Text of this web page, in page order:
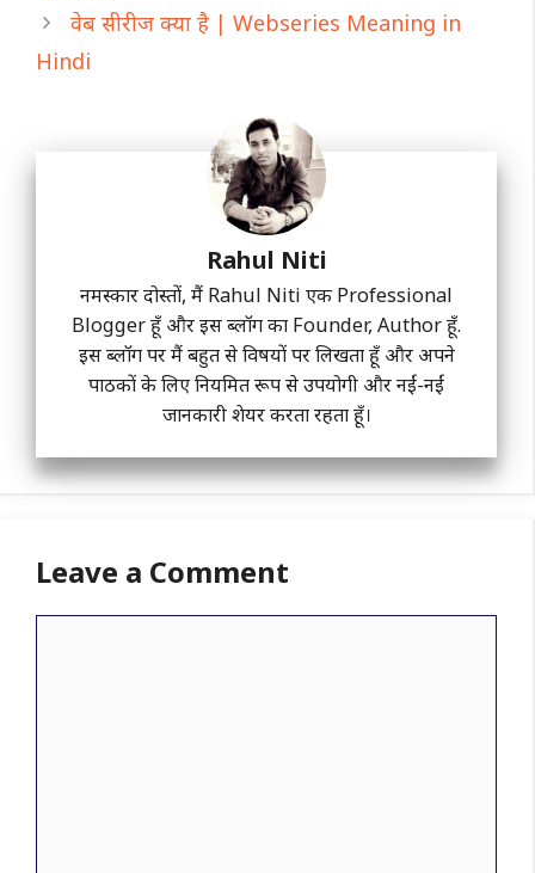
वेब सीरीज क्या है | Webseries Meaning in
Hindi
Rahul Niti
नमस्कार दोस्तों, मैं Rahul Niti एक Professional
Blogger हूँ और इस ब्लॉग का Founder, Author हूँ.
इस ब्लॉग पर मैं बहुत से विषयों पर लिखता हूँ और अपने
पाठकों के लिए नियमित रूप से उपयोगी और नईं-नईं
जानकारी शेयर करता रहता हूँ।
Leave a Comment